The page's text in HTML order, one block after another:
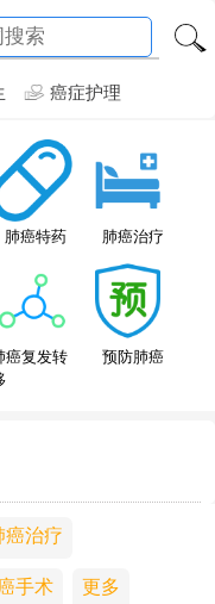
癌症护理
肺癌特药 肺癌治疗
癌复发转
预防肺癌
癌治疗
手术 更多